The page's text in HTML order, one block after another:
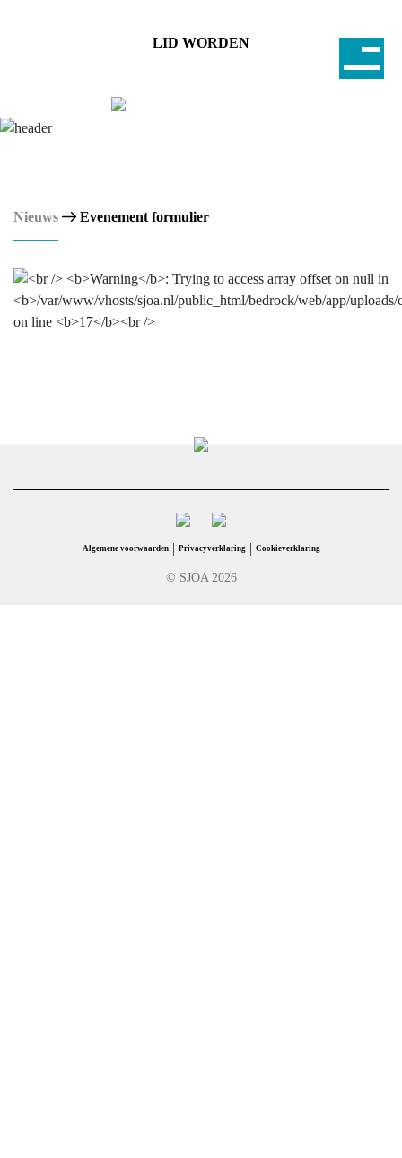
LID WORDEN
Nieuws Evenement formulier
© SJOA 2026
Algemene voorwaarden | Privacyverklaring | Cookieverklaring